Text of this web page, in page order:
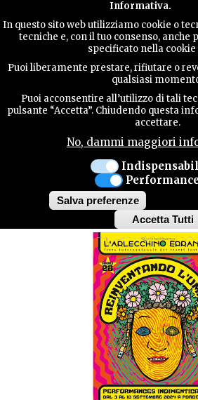
Informativa.
In questo sito web utilizziamo cookie o
tecniche e, con il tuo consenso, anche
specificato nella cookie
Puoi liberamente prestare, rifiutare o
qualsiasi
Puoi acconsentire all’utilizzo di tali
pulsante “Accetta”. Chiudendo questa
accettare.
No, dammi maggiori
Salva preferenze
Accetta Tutti
TERRITORY
CONTACTS
MANIFESTAZIONI
PORDENONE
MARTEDÌ 10
ARLECCHINO
- ABATTOIR